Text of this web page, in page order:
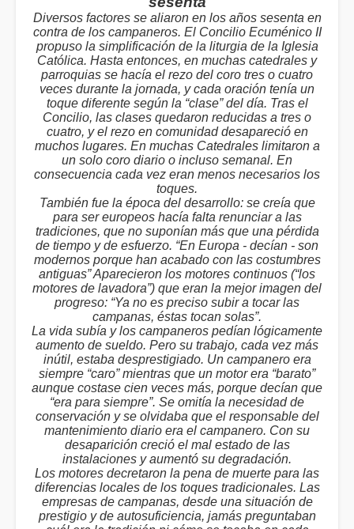
Diversos factores se aliaron en los años sesenta en
contra de los campaneros. El Concilio Ecuménico II
propuso la simplificación de la liturgia de la Iglesia
Católica. Hasta entonces, en muchas catedrales y
parroquias se hacía el rezo del coro tres o cuatro
veces durante la jornada, y cada oración tenía un
toque diferente según la “clase” del día. Tras el
Concilio, las clases quedaron reducidas a tres o
cuatro, y el rezo en comunidad desapareció en
muchos lugares. En muchas Catedrales limitaron a
un solo coro diario o incluso semanal. En
consecuencia cada vez eran menos necesarios los
toques.
También fue la época del desarrollo: se creía que
para ser europeos hacía falta renunciar a las
tradiciones, que no suponían más que una pérdida
de tiempo y de esfuerzo. “En Europa - decían - son
modernos porque han acabado con las costumbres
antiguas” Aparecieron los motores continuos (“los
motores de lavadora”) que eran la mejor imagen del
progreso: “Ya no es preciso subir a tocar las
campanas, éstas tocan solas”.
La vida subía y los campaneros pedían lógicamente
aumento de sueldo. Pero su trabajo, cada vez más
inútil, estaba desprestigiado. Un campanero era
siempre “caro” mientras que un motor era “barato”
aunque costase cien veces más, porque decían que
“era para siempre”. Se omitía la necesidad de
conservación y se olvidaba que el responsable del
mantenimiento diario era el campanero. Con su
desaparición creció el mal estado de las
instalaciones y aumentó su degradación.
Los motores decretaron la pena de muerte para las
diferencias locales de los toques tradicionales. Las
empresas de campanas, desde una situación de
prestigio y de autosuficiencia, jamás preguntaban